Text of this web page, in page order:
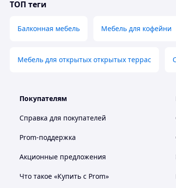
🏗️ Где используется
Сад и двор 🌳
Летние площадки кафе и ресторанов ☕
Наличие пуфов делает комплект еще более
⚙️ Технические характеристики
Характеристика
ТОП теги
Балконная мебель Мебель для кофейни
Мебель для открытых открытых террас
Покупателям
Справка для покупателей
Prom-поддержка
Акционные предложения
Что такое «Купить с Prom»